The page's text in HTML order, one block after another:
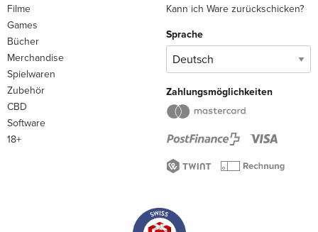
Filme
Games
Bücher
Merchandise
Spielwaren
Zubehör
CBD
Software
18+
Kann ich Ware zurückschicken?
Sprache
Zahlungsmöglichkeiten